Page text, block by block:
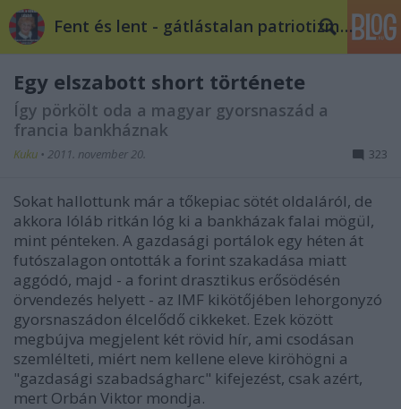
Fent és lent - gátlástalan patriotizmus
Egy elszabott short története
Így pörkölt oda a magyar gyorsnaszád a
francia bankháznak
Kuku • 2011. november 20. 323
Sokat hallottunk már a tőkepiac sötét oldaláról, de
akkora lóláb ritkán lóg ki a bankházak falai mögül,
mint pénteken. A gazdasági portálok egy héten át
futószalagon ontották a forint szakadása miatt
aggódó, majd - a forint drasztikus erősödésén
örvendezés helyett - az IMF kikötőjében lehorgonyzó
gyorsnaszádon élcelődő cikkeket. Ezek között
megbújva megjelent két rövid hír, ami csodásan
szemlélteti, miért nem kellene eleve kiröhögni a
"gazdasági szabadságharc" kifejezést, csak azért,
mert Orbán Viktor mondja.